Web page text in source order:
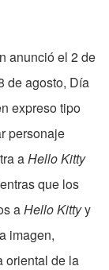
anunció el 2 de
de agosto, Día
expreso tipo
personaje
aHello Kitty
que los
aHello Kittyy
imagen,
oriental de la